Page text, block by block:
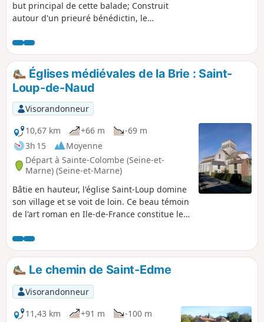
but principal de cette balade; Construit
autour d'un prieuré bénédictin, le
XIIe siècles, considérée comme l'un des
plus beaux édifices romans d'Île-de-
France (Wikipédia). Facilement
accessible depuis Paris par les
transports en commun, la balade, sans
aucune difficulté, parcourt les hauts de
la Voulzie et les rives du Ru du Dragon,
pour atteindre le ravissant petit village
de Saint-Loup-de-Naud. Alternance de
forêts et de cultures, petits hameaux
typiques et grandes fermes briardes.
Églises médiévales de la Brie : Saint-
Loup-de-Naud
Visorandonneur
10,67 km
+66 m
-69 m
3h 15
Moyenne
Départ à Sainte-Colombe (Seine-et-
Marne) (Seine-et-Marne)
Bâtie en hauteur, l'église Saint-Loup domine
son village et se voit de loin. Ce beau témoin
de l'art roman en Ile-de-France constitue le
chemins des champs et des bois ainsi que
les sentes d'un village, et qui longe des
ruisseaux et la banquette herbeuse d'un
aqueduc souterrain. Une randonnée
bucolique et patrimoniale à la fois, dans un
cadre paisible.
Le chemin de Saint-Edme
Visorandonneur
11,43 km
+91 m
-100 m